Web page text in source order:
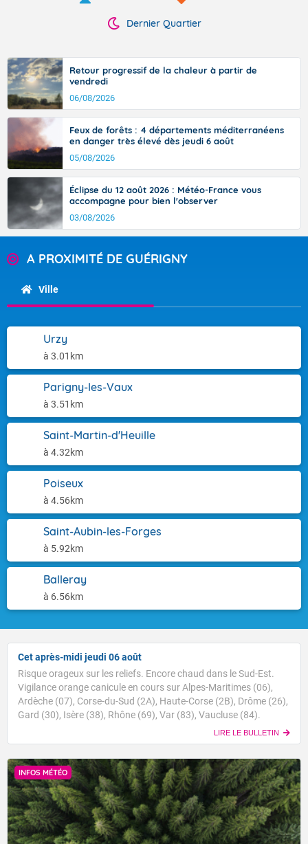
Dernier Quartier
Retour progressif de la chaleur à partir de
vendredi
06/08/2026
Feux de forêts : 4 départements méditerranéens
en danger très élevé dès jeudi 6 août
05/08/2026
Éclipse du 12 août 2026 : Météo-France vous
accompagne pour bien l'observer
03/08/2026
A PROXIMITÉ DE GUÉRIGNY
Ville
Urzy
à 3.01km
Parigny-les-Vaux
à 3.51km
Saint-Martin-d'Heuille
à 4.32km
Poiseux
à 4.56km
Saint-Aubin-les-Forges
à 5.92km
Balleray
à 6.56km
Cet après-midi jeudi 06 août
Risque orageux sur les reliefs. Encore chaud dans le Sud-Est.
Vigilance orange canicule en cours sur Alpes-Maritimes (06),
Ardèche (07), Corse-du-Sud (2A), Haute-Corse (2B), Drôme (26),
Gard (30), Isère (38), Rhône (69), Var (83), Vaucluse (84).
LIRE LE BULLETIN
INFOS MÉTÉO